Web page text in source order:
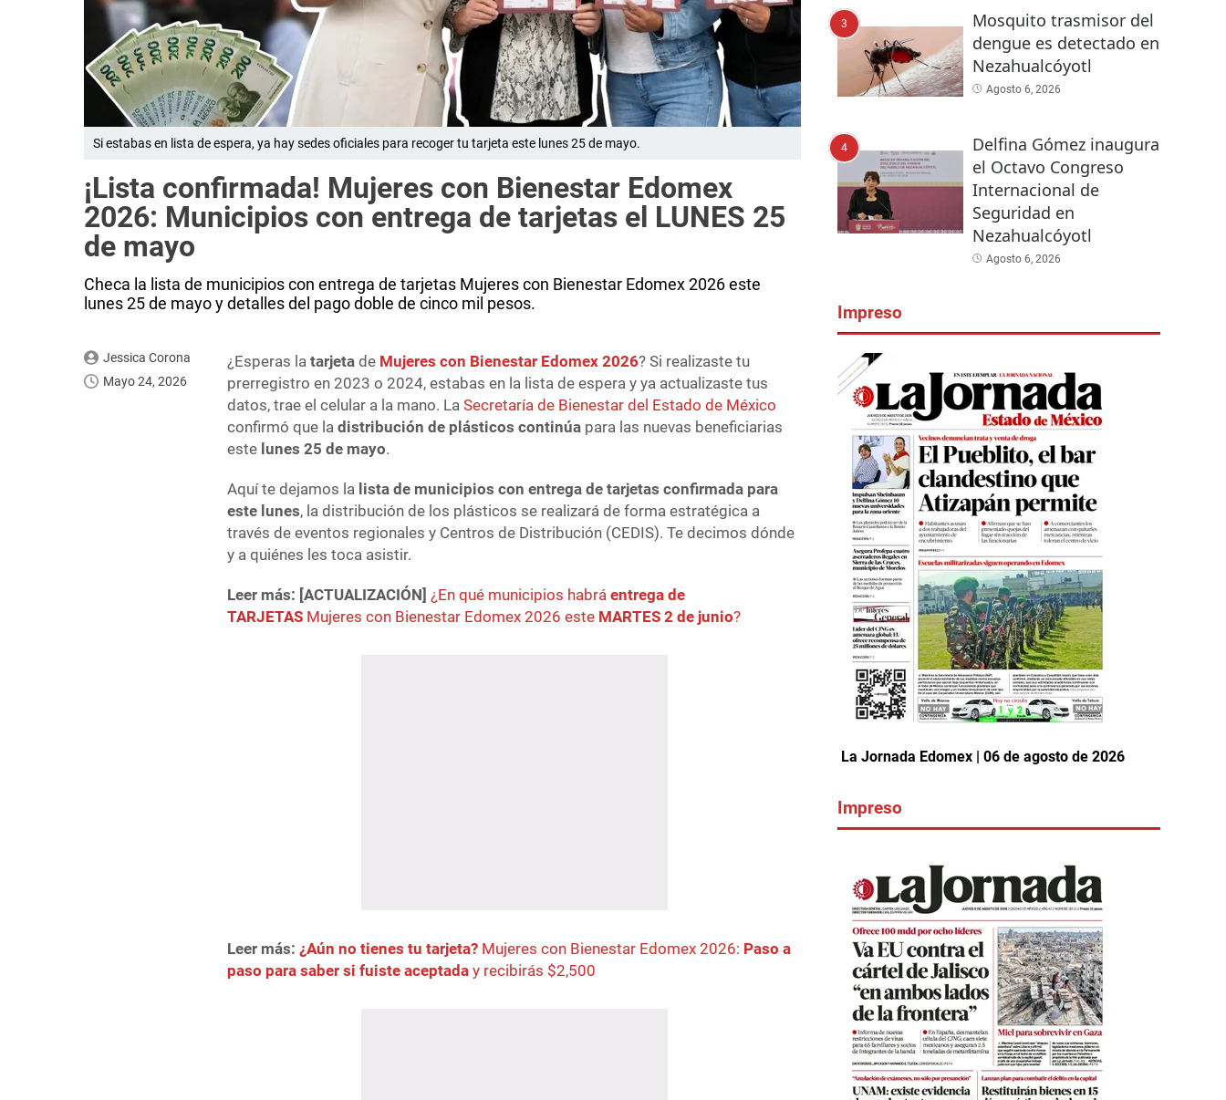
Si estabas en lista de espera, ya hay sedes oficiales para recoger tu tarjeta este lunes 25 de mayo.
¡Lista confirmada! Mujeres con Bienestar Edomex
2026: Municipios con entrega de tarjetas el LUNES 25
de mayo
Checa la lista de municipios con entrega de tarjetas Mujeres con Bienestar Edomex 2026 este
lunes 25 de mayo y detalles del pago doble de cinco mil pesos.
Jessica Corona
Mayo 24, 2026
¿Esperas latarjeta de Mujeres con Bienestar Edomex 2026? Si realizaste tu
prerregistro en 2023 o 2024, estabas en la lista de espera y ya actualizaste tus
datos, trae el celular a la mano. LaSecretaría de Bienestar del Estado de México
confirmó que ladistribución de plásticos continúa para las nuevas beneficiarias
este lunes 25 de mayo.
Aquí te dejamos la lista de municipios con entrega de tarjetas confirmada para
este lunes, la distribución de los plásticos se realizará de forma estratégica a
través de eventos regionales y Centros de Distribución (CEDIS). Te decimos dónde
y a quiénes les toca asistir.
Leer más: [ACTUALIZACIÓN] ¿En qué municipios habráentrega de
TARJETAS Mujeres con Bienestar Edomex 2026 este MARTES 2 de junio?
Leer más:¿Aún no tienes tu tarjeta? Mujeres con Bienestar Edomex 2026: Paso a
paso para saber si fuiste aceptada y recibirás $2,500
3
Mosquito trasmisor del
dengue es detectado en
Nezahualcóyotl
Agosto 6, 2026
4
Delfina Gómez inaugura
el Octavo Congreso
Internacional de
Seguridad en
Nezahualcóyotl
Agosto 6, 2026
Impreso
La Jornada Edomex | 06 de agosto de 2026
Impreso